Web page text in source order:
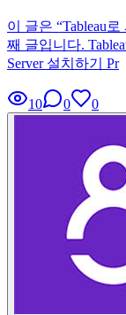
이 글은 “Tableau
째 글입니다.
Server 설치하기 Pr
10 0 0